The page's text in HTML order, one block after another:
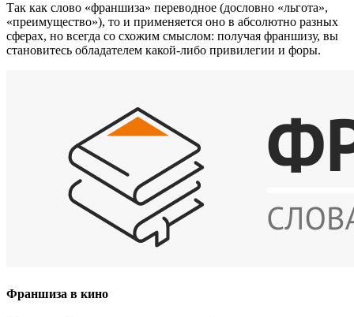
Так как слово «франшиза» переводное (дословно «льгота»,
«преимущество»), то и применяется оно в абсолютно разных
сферах, но всегда со схожим смыслом: получая франшизу, вы
становитесь обладателем какой-либо привилегии и форы.
Франшиза в кино